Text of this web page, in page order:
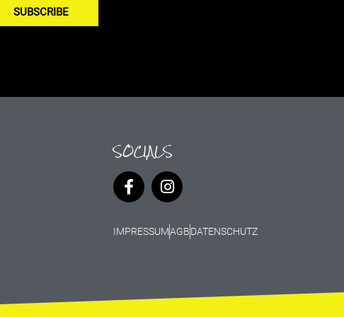
SUBSCRIBE
SOCIALS
IMPRESSUMAGBDATENSCHUTZ